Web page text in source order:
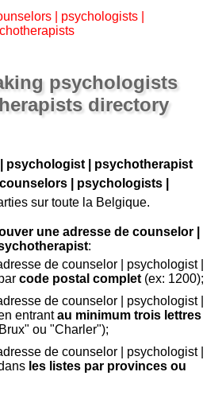
| psychologists |
psychologists
directory
psychologist | psychotherapist
| psychologists |
sur toute la Belgique.
une adresse de counselor |
:
de counselor | psychologist |
code postal complet (ex: 1200);
de counselor | psychologist |
entrantau minimum trois lettres
ou "Charler");
de counselor | psychologist |
les listes par provinces ou